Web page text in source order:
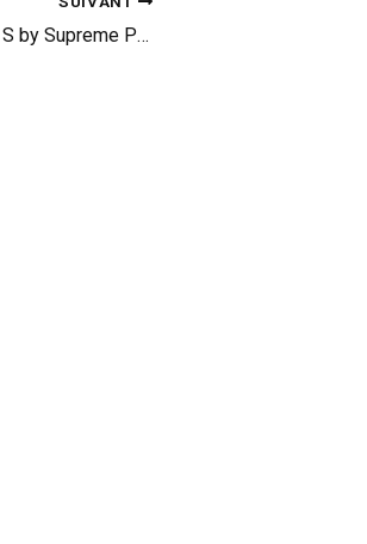
Porsche 911 Turbo S by Supreme Power : le soin du détail